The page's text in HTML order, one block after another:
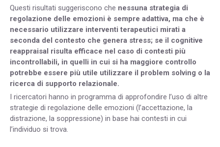
Questi risultati suggeriscono che nessuna strategia di
regolazione delle emozioni è sempre adattiva, ma che è
necessario utilizzare interventi terapeutici mirati a
seconda del contesto che genera stress; se il cognitive
reappraisal risulta efficace nel caso di contesti più
incontrollabili, in quelli in cui si ha maggiore controllo
potrebbe essere più utile utilizzare il problem solving o la
ricerca di supporto relazionale.
I ricercatori hanno in programma di approfondire l’uso di altre
strategie di regolazione delle emozioni (l’accettazione, la
distrazione, la soppressione) in base hai contesti in cui
l’individuo si trova.